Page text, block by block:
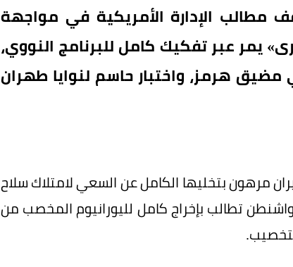
الإدارة الأمريكية في مواجهة
يمر عبر تفكيك كامل للبرنامج النووي،
هرمز، واختبار حاسم لنوايا طهران
مرهون بتخليها الكامل عن السعي لامتلاك سلاح
تطالب بإخراج كامل لليورانيوم المخصب من